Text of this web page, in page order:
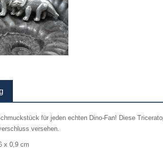
für jeden echten Dino-Fan! Diese
versehen.
x 0,9 cm